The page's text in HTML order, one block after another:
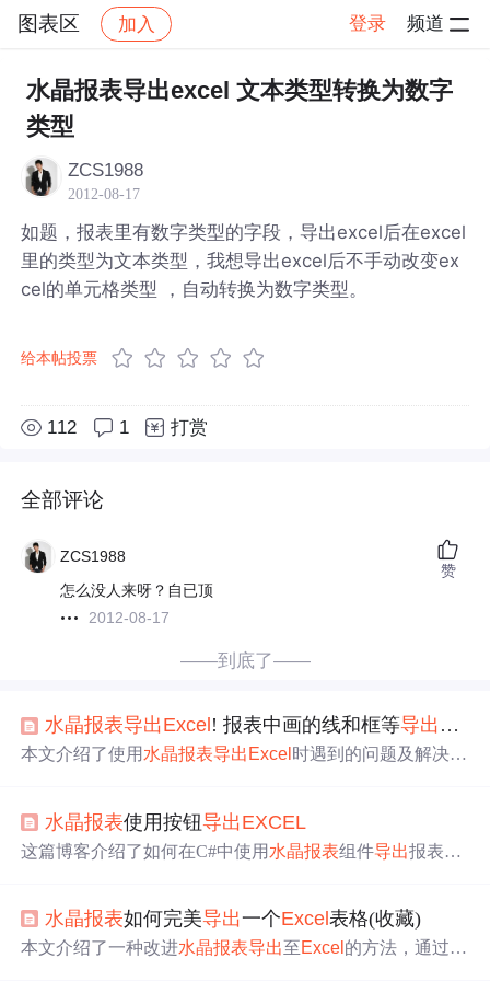
图表区 加入 登录 频道
社区 图表区 帖子详情
水晶报表导出excel 文本类型转换为数字
类型
ZCS1988
2012-08-17
如题，报表里有数字类型的字段，导出excel后在excel
里的类型为文本类型，我想导出excel后不手动改变ex
cel的单元格类型 ，自动转换为数字类型。
给本帖投票
112 1 打赏
全部评论
ZCS1988
怎么没人来呀？自已顶
2012-08-17
赞
——到底了——
水晶报表导出Excel ! 报表中画的线和框等导出 到
本文介绍了使用 水晶报表导出 Excel 时遇到的问题及解决方
水晶报表使用按钮导出EXCEL
这篇博客介绍了如何在C#中使用 水晶报表组件导出报表为
按钮直接下载。同时，博客提供了多个有用的资源链接，
帮助读者深入理解和实践。
水晶报表如何完美导出一个Excel表格(收藏)
本文介绍了一种改进水晶报表导出至Excel 的方法，通过调